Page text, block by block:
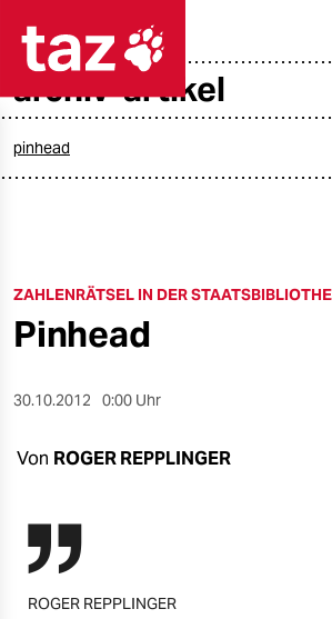
öko
gesellschaft
kultur
sport
nord
wahrheit
archiv-artikel
pinhead
ZAHLENRÄTSEL IN DER
Pinhead
30.10.2012 0:00 Uhr
Von ROGER REPPLINGER

ROGER REPPLINGER